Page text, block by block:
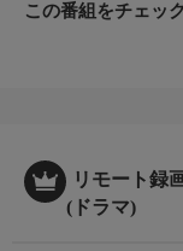
子、星野真里、床嶋
この番組をチェッ
リモート録
(ドラマ)